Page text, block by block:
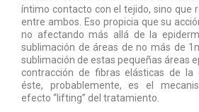
íntimo contacto con el tejido, sino que
entre ambos. Eso propicia que su
no afectando más allá de la
sublimación de áreas de no más de
sublimación de estas pequeñas áreas
contracción de fibras elásticas de la
éste, probablemente, es el
efecto “lifting” del tratamiento.